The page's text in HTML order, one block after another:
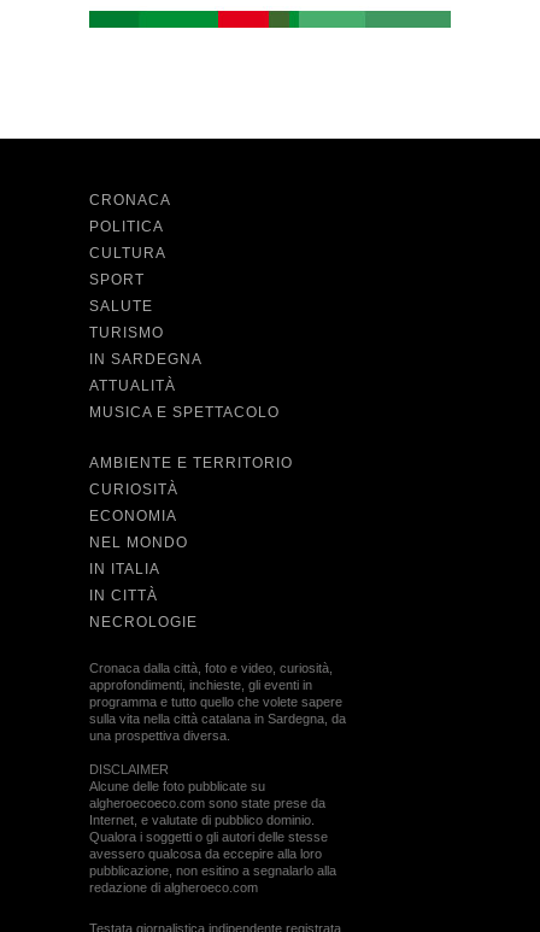
CRONACA
POLITICA
CULTURA
SPORT
SALUTE
TURISMO
IN SARDEGNA
ATTUALITÀ
MUSICA E SPETTACOLO
AMBIENTE E TERRITORIO
CURIOSITÀ
ECONOMIA
NEL MONDO
IN ITALIA
IN CITTÀ
NECROLOGIE
Cronaca dalla città, foto e video, curiosità,
approfondimenti, inchieste, gli eventi in
programma e tutto quello che volete sapere
sulla vita nella città catalana in Sardegna, da
una prospettiva diversa.
DISCLAIMER
Alcune delle foto pubblicate su
algheroecoeco.com sono state prese da
Internet, e valutate di pubblico dominio.
Qualora i soggetti o gli autori delle stesse
avessero qualcosa da eccepire alla loro
pubblicazione, non esitino a segnalarlo alla
redazione di algheroeco.com
Testata giornalistica indipendente registrata